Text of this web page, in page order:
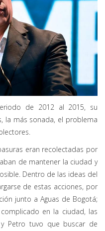
de 2012 al 2015, su
la más sonada, el problema
eran recolectadas por
de mantener la ciudad y
Dentro de las ideas del
de estas acciones, por
junto a Aguas de Bogotá;
en la ciudad, las
Petro tuvo que buscar de